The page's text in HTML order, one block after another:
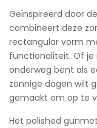
Geïnspireerd door
combineert deze
rectangular vorm
functionaliteit. Of je
onderweg bent als
zonnige dagen wilt
gemaakt om op te
Het polished